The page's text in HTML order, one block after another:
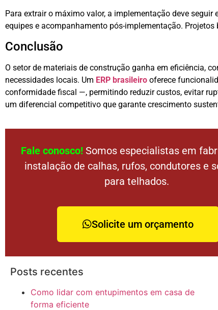
Para extrair o máximo valor, a implementação deve
equipes e acompanhamento pós-implementação.
Conclusão
O setor de materiais de construção ganha em eficiência,
necessidades locais. Um ERP brasileiro oferece
conformidade fiscal —, permitindo reduzir custos, evitar
um diferencial competitivo que garante crescimento
Fale conosco! Somos especialistas em
instalação de calhas, rufos, condutores e
para telhados.
Solicite um orçamento
Posts recentes
Como lidar com entupimentos em casa de
forma eficiente